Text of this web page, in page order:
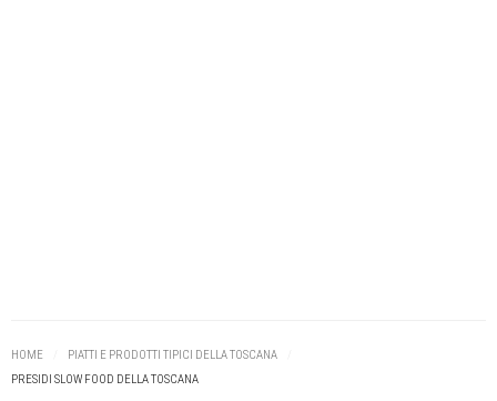
HOME PIATTI E PRODOTTI TIPICI DELLA TOSCANA
PRESIDI SLOW FOOD DELLA TOSCANA